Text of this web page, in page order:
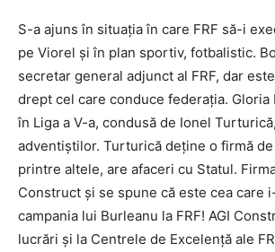
S-a ajuns în situația în care FRF să-i
pe Viorel și în plan sportiv, fotbalistic.
secretar general adjunct al FRF, dar
drept cel care conduce federația. Gloria
în Liga a V-a, condusă de Ionel
adventiștilor. Turturică deține o firmă
printre altele, are afaceri cu Statul.
Construct și se spune că este cea care
campania lui Burleanu la FRF! AGI
lucrări și la Centrele de Excelență ale